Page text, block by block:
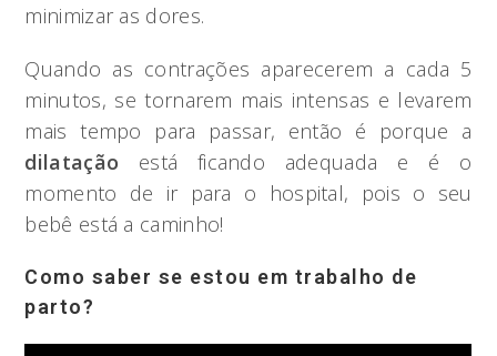
minimizar as dores.
Quando as contrações aparecerem a cada 5
minutos, se tornarem mais intensas e levarem
mais tempo para passar, então é porque a
dilatação está ficando adequada e é o
momento de ir para o hospital, pois o seu
bebê está a caminho!
Como saber se estou em trabalho de
parto?